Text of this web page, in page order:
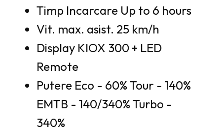
Timp Incarcare Up to 6 hours
Vit. max. asist. 25 km/h
Display KIOX 300 + LED
Remote
Putere Eco - 60% Tour - 140%
EMTB - 140/340% Turbo -
340%